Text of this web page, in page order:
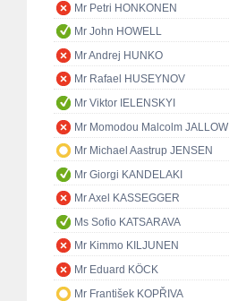
Mr Petri HONKONEN
Mr John HOWELL
Mr Andrej HUNKO
Mr Rafael HUSEYNOV
Mr Viktor IELENSKYI
Mr Momodou Malcolm JALLOW
Mr Michael Aastrup JENSEN
Mr Giorgi KANDELAKI
Mr Axel KASSEGGER
Ms Sofio KATSARAVA
Mr Kimmo KILJUNEN
Mr Eduard KÖCK
Mr František KOPŘIVA